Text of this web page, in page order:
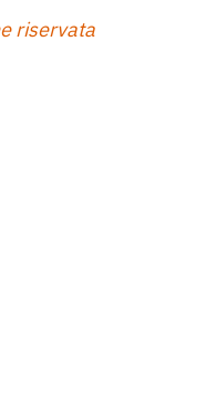
riservata